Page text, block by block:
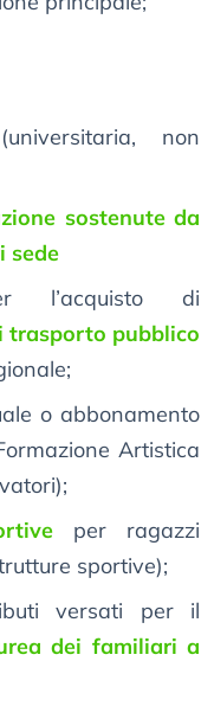
non
sostenute da
sede
l’acquisto di
trasporto pubblico
o abbonamento
Artistica
per ragazzi
sportive);
versati per il
dei familiari a